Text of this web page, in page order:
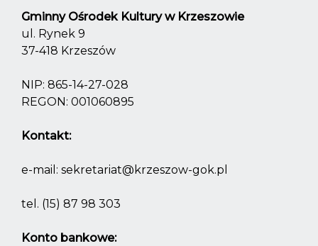
Gminny Ośrodek Kultury w Krzeszowie
ul. Rynek 9
37-418 Krzeszów
NIP: 865-14-27-028
REGON: 001060895
Kontakt:
e-mail: sekretariat@krzeszow-gok.pl
tel. (15) 87 98 303
Konto bankowe: